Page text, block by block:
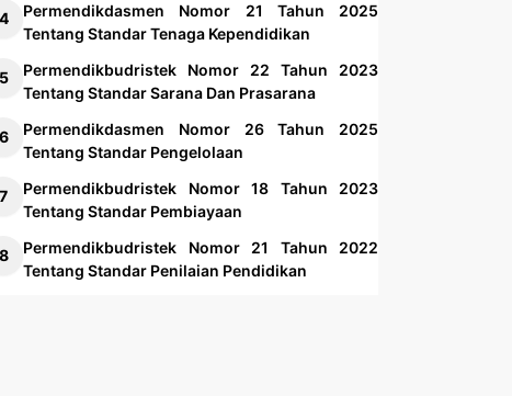
Permendikdasmen Nomor 21 Tahun 2025
Tentang Standar Tenaga Kependidikan
Permendikbudristek Nomor 22 Tahun 2023
Tentang Standar Sarana Dan Prasarana
Permendikdasmen Nomor 26 Tahun 2025
Tentang Standar Pengelolaan
Permendikbudristek Nomor 18 Tahun 2023
Tentang Standar Pembiayaan
Permendikbudristek Nomor 21 Tahun 2022
Tentang Standar Penilaian Pendidikan